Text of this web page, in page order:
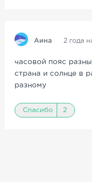
Аина 2 года
часовой пояс
страна и солнце в
разному
Спасибо 2